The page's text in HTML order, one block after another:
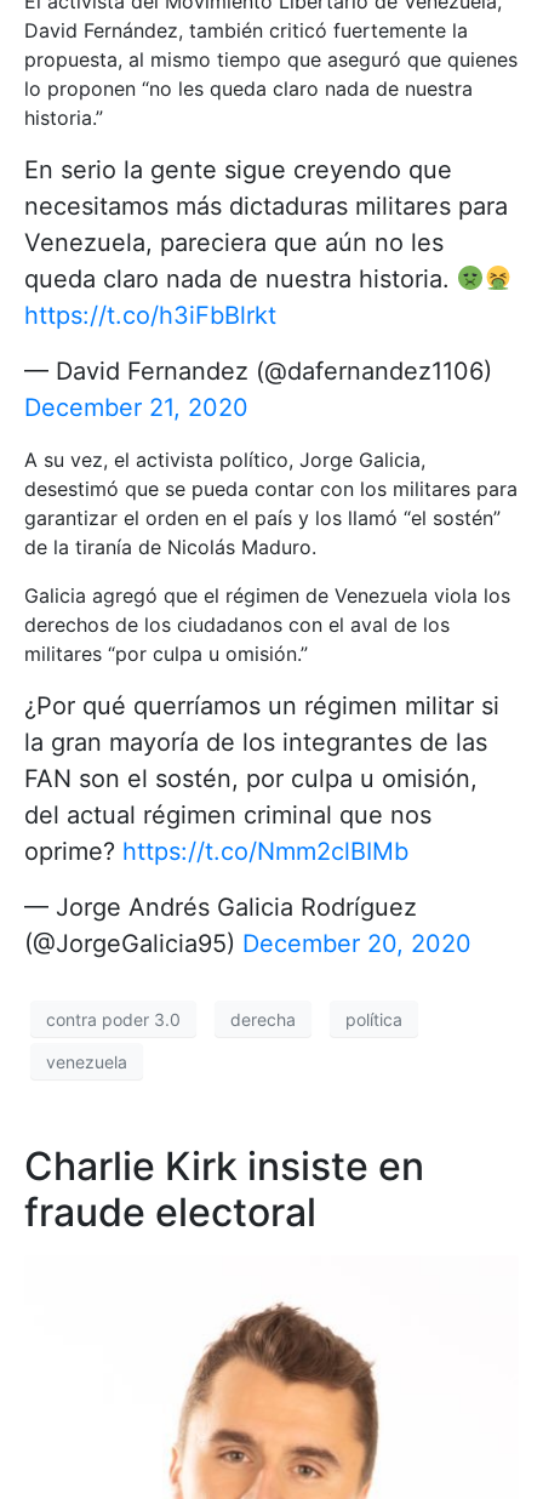
David Fernández, también criticó fuertemente la
propuesta, al mismo tiempo que aseguró que quienes
lo proponen “no les queda claro nada de nuestra
historia.”
En serio la gente sigue creyendo que
necesitamos más dictaduras militares para
Venezuela, pareciera que aún no les
queda claro nada de nuestra historia.
https://t.co/h3iFbBlrkt
— David Fernandez (@dafernandez1106)
December 21, 2020
A su vez, el activista político, Jorge Galicia,
desestimó que se pueda contar con los militares para
garantizar el orden en el país y los llamó “el sostén”
de la tiranía de Nicolás Maduro.
Galicia agregó que el régimen de Venezuela viola los
derechos de los ciudadanos con el aval de los
militares “por culpa u omisión.”
¿Por qué querríamos un régimen militar si
la gran mayoría de los integrantes de las
FAN son el sostén, por culpa u omisión,
del actual régimen criminal que nos
oprime? https://t.co/Nmm2clBIMb
— Jorge Andrés Galicia Rodríguez
(@JorgeGalicia95) December 20, 2020
contra poder 3.0 derecha política
venezuela
Charlie Kirk insiste en
fraude electoral